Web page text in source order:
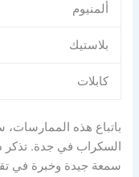
ألمنيوم
بلاستيك
كابلات
باتباع هذه
السكراب في جدة. تذكر
سمعة جيدة وخبرة في